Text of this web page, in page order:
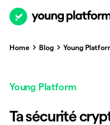
Home Blog Young
Young Platform
Ta sécurité